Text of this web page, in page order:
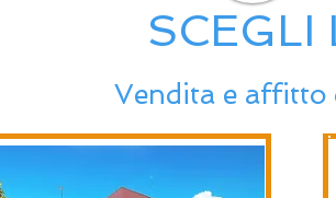
SCEGLI
Vendita e